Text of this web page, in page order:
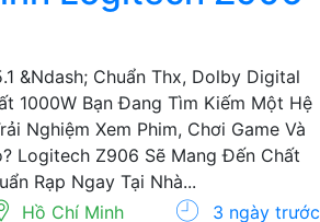
Đắc Lắc 3 ngày trước
Logitech Z906
&Ndash; Chuẩn Thx, Dolby Digital
1000W Bạn Đang Tìm Kiếm Một Hệ
Nghiệm Xem Phim, Chơi Game Và
Logitech Z906 Sẽ Mang Đến Chất